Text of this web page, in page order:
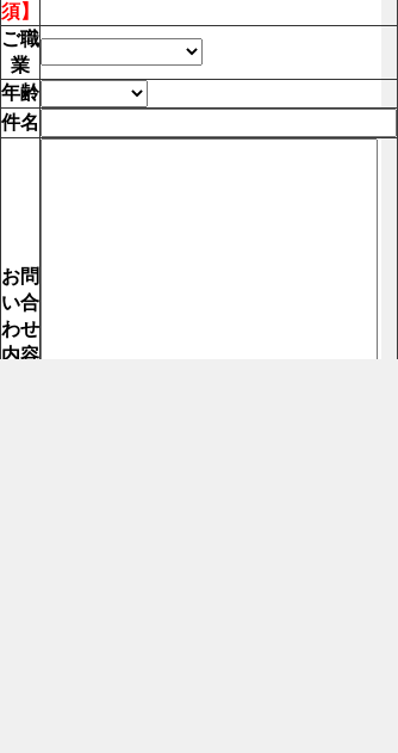
須】
ご職
業
年齢
件名
お問
い合
わせ
内容